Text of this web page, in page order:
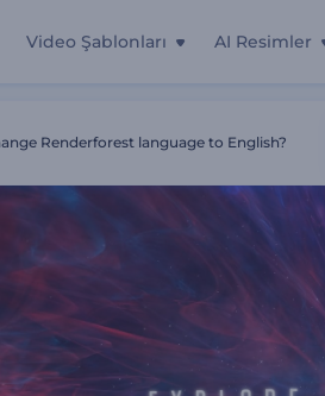
Video Şablonları AI Resimler
Renderforest language to English?